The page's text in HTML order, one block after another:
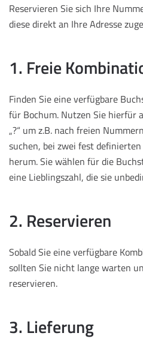
Reservieren Sie sich Ihre
diese direkt an Ihre Adresse
1. Freie
Finden Sie eine verfügbare
für Bochum. Nutzen Sie hierfür
„?“ um z.B. nach freien
suchen, bei zwei fest
herum. Sie wählen für die
eine Lieblingszahl, die sie
2. Reservieren
Sobald Sie eine verfügbare
sollten Sie nicht lange warten
reservieren.
3. Lieferung